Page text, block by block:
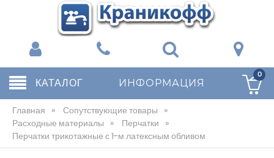
КАТАЛОГ ИНФОРМАЦИЯ
0
Главная » Сопутствующие товары »
Расходные материалы » Перчатки »
Перчатки трикотажные с 1-м латексным обливом